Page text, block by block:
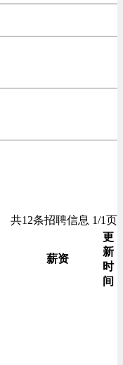
共12条招聘信息 1/1页
薪资
更
新
时
间